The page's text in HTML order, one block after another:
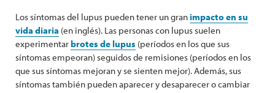
Los síntomas del lupus pueden tener un gran impacto en su
vida diaria (en inglés). Las personas con lupus suelen
experimentarbrotes de lupus (períodos en los que sus
síntomas empeoran) seguidos de remisiones (períodos en los
que sus síntomas mejoran y se sienten mejor). Además, sus
síntomas también pueden aparecer y desaparecer o cambiar